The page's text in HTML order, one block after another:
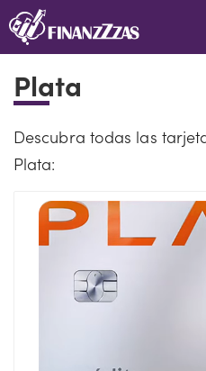
Saltar
al
Plata
Descubra todas las
Plata: